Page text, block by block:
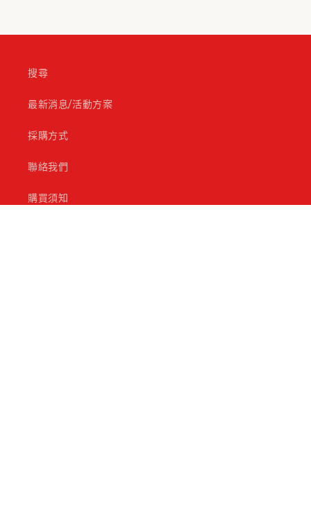
搜尋
最新消息/活動方案
採購方式
聯絡我們
購買須知